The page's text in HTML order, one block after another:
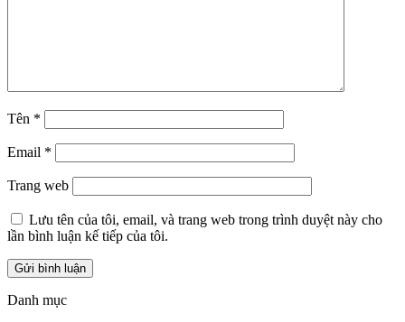
Tên *
Email *
Trang web
Lưu tên của tôi, email, và trang web trong trình duyệt này cho
lần bình luận kế tiếp của tôi.
Danh mục